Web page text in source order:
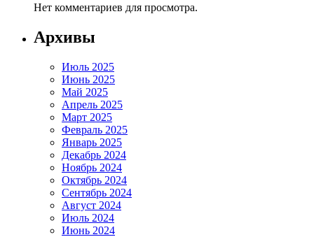
Нет комментариев для просмотра.
Архивы
Июль 2025
Июнь 2025
Май 2025
Апрель 2025
Март 2025
Февраль 2025
Январь 2025
Декабрь 2024
Ноябрь 2024
Октябрь 2024
Сентябрь 2024
Август 2024
Июль 2024
Июнь 2024